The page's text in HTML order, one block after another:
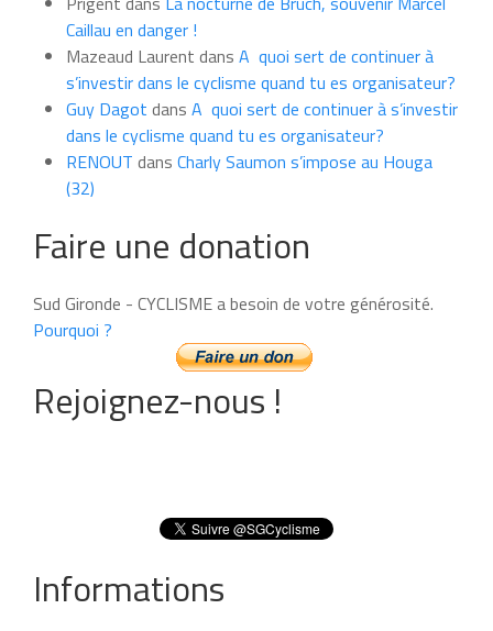
Caillau en danger !
Mazeaud Laurent dans A quoi sert de continuer à
s’investir dans le cyclisme quand tu es organisateur?
Guy Dagot dans A quoi sert de continuer à s’investir
dans le cyclisme quand tu es organisateur?
RENOUT dans Charly Saumon s’impose au Houga
(32)
Faire une donation
Sud Gironde - CYCLISME a besoin de votre générosité.
Pourquoi ?
Rejoignez-nous !
Informations